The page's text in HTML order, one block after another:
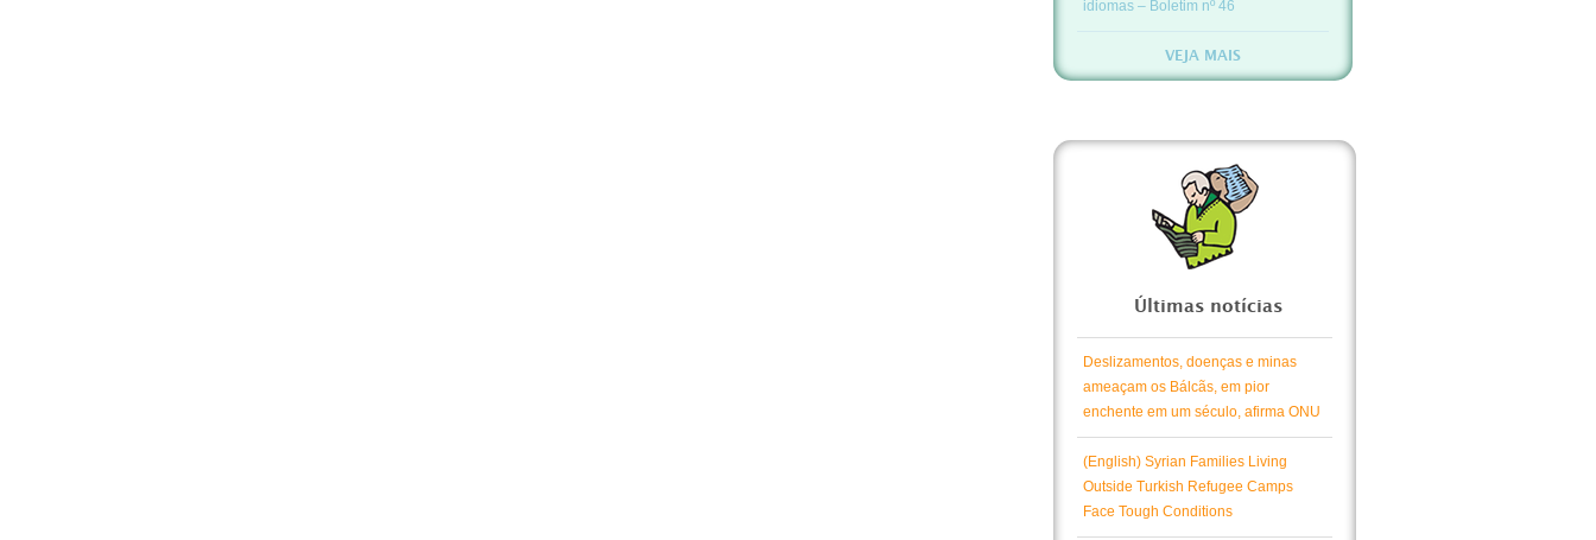
idiomas – Boletim nº 46
VEJA MAIS
Últimas notícias
Deslizamentos, doenças e minas
ameaçam os Bálcãs, em pior
enchente em um século, afirma ONU
(English) Syrian Families Living
Outside Turkish Refugee Camps
Face Tough Conditions